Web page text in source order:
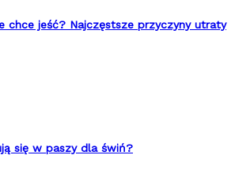
chce jeść? Najczęstsze przyczyny utraty
się w paszy dla świń?